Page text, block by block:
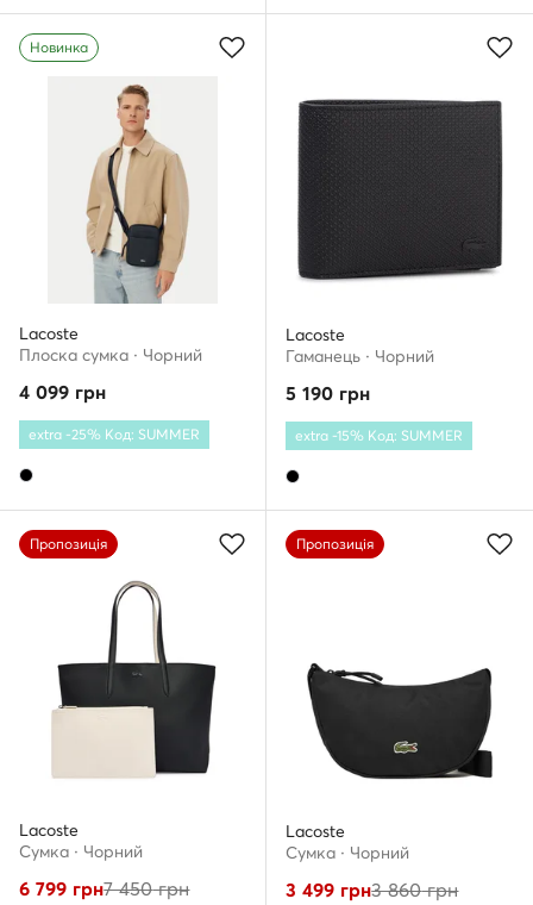
Новинка
Lacoste
Плоска сумка · Чорний
4 099 грн
extra -25% Код: SUMMER
Lacoste
Гаманець · Чорний
5 190 грн
extra -15% Код: SUMMER
Пропозиція
Lacoste
Сумка · Чорний
6 799 грн7 450грн
Пропозиція
Lacoste
Сумка · Чорний
3 499 грн3 860грн